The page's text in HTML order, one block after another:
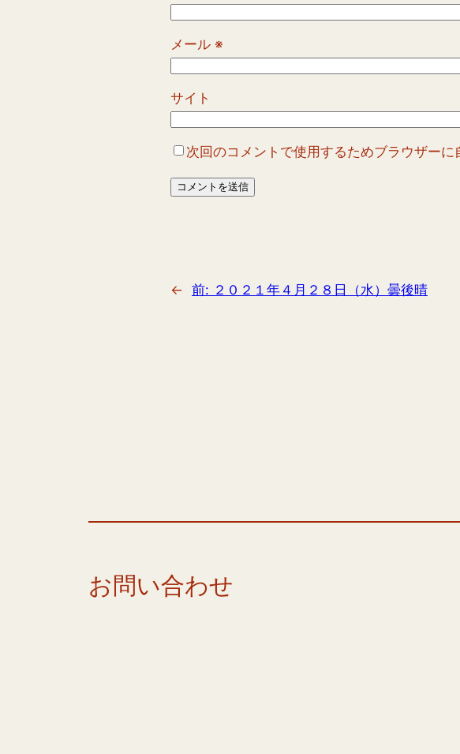
メール ※
サイト
次回のコメントで使用するためブラウザー
← 前: ２０２１年４月２８日（水）曇後晴
お問い合わせ